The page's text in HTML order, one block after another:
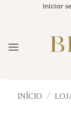
Iniciar
INÍCIO /